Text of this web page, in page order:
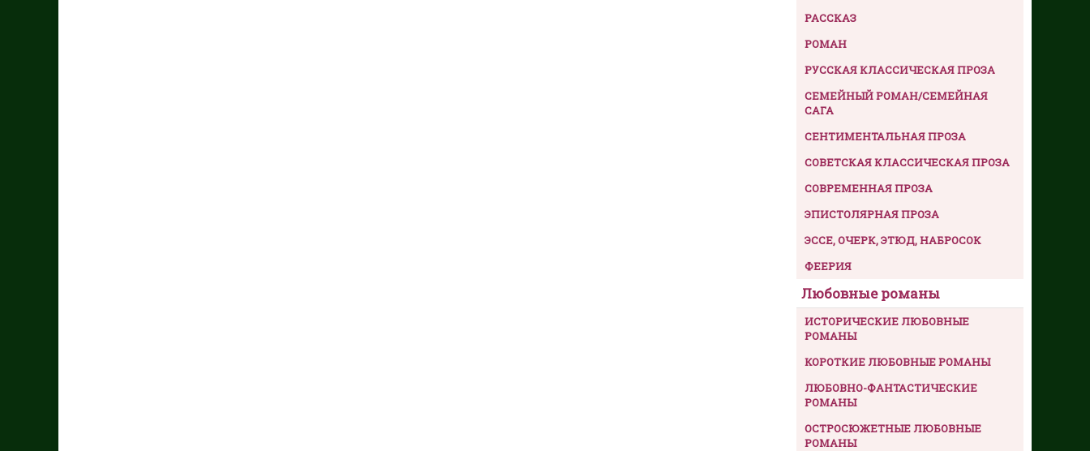
РАССКАЗ
РОМАН
РУССКАЯ КЛАССИЧЕСКАЯ ПРОЗА
СЕМЕЙНЫЙ РОМАН/СЕМЕЙНАЯ
САГА
СЕНТИМЕНТАЛЬНАЯ ПРОЗА
СОВЕТСКАЯ КЛАССИЧЕСКАЯ ПРОЗА
СОВРЕМЕННАЯ ПРОЗА
ЭПИСТОЛЯРНАЯ ПРОЗА
ЭССЕ, ОЧЕРК, ЭТЮД, НАБРОСОК
ФЕЕРИЯ
Любовные романы
ИСТОРИЧЕСКИЕ ЛЮБОВНЫЕ
РОМАНЫ
КОРОТКИЕ ЛЮБОВНЫЕ РОМАНЫ
ЛЮБОВНО-ФАНТАСТИЧЕСКИЕ
РОМАНЫ
ОСТРОСЮЖЕТНЫЕ ЛЮБОВНЫЕ
РОМАНЫ